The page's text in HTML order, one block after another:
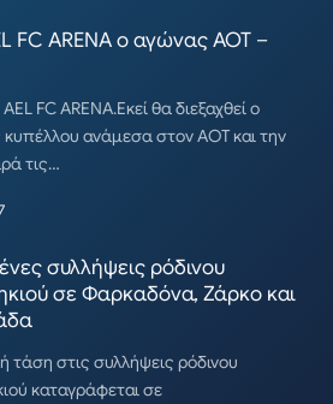
FC ARENA ο αγώνας ΑΟΤ –
FC ARENA.Εκεί θα διεξαχθεί ο
ανάμεσα στον ΑΟΤ και την
τις…
συλλήψεις ρόδινου
σε Φαρκαδόνα, Ζάρκο και
τάση στις συλλήψεις ρόδινου
καταγράφεται σε